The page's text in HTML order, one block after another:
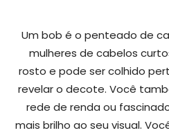
Um bob é o penteado de
mulheres de cabelos
rosto e pode ser colhido
revelar o decote. Você
rede de renda ou
mais brilho ao seu visual.